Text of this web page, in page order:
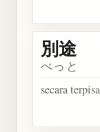
別途
べっと
secara